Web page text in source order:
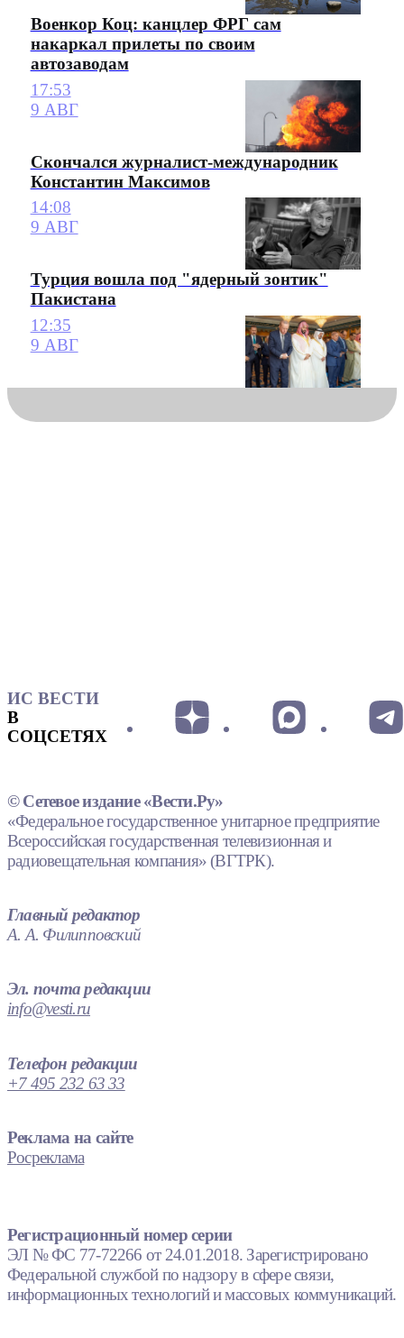
Военкор Коц: канцлер ФРГ сам
накаркал прилеты по своим
автозаводам
17:53
9 АВГ
Скончался журналист-международник
Константин Максимов
14:08
9 АВГ
Турция вошла под "ядерный зонтик"
Пакистана
12:35
9 АВГ
ИС ВЕСТИ
В
СОЦСЕТЯХ
© Сетевое издание «Вести.Ру»
«Федеральное государственное унитарное предприятие
Всероссийская государственная телевизионная и
радиовещательная компания» (ВГТРК).
Главный редактор
А. А. Филипповский
Эл. почта редакции
info@vesti.ru
Телефон редакции
+7 495 232 63 33
Реклама на сайте
Росреклама
Регистрационный номер серии
ЭЛ № ФС 77-72266 от 24.01.2018. Зарегистрировано
Федеральной службой по надзору в сфере связи,
информационных технологий и массовых коммуникаций.